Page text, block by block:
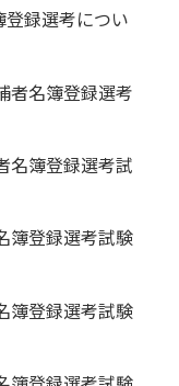
録選考につい
者名簿登録選考
名簿登録選考試
簿登録選考試験
簿登録選考試験